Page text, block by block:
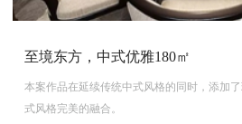
至境东方，中式优雅180㎡
本案作品在延续传统中式风格的同时，添加
式风格完美的融合。